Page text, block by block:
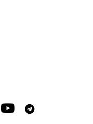
ExibartExibart